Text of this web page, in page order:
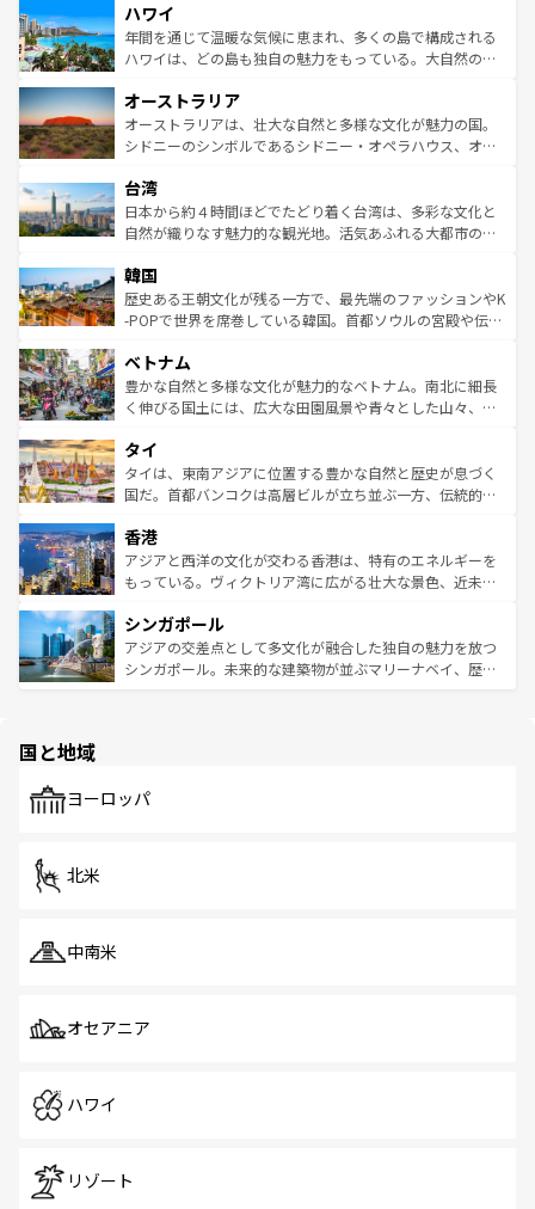
ば市内交通費無料で観光を楽しむこともできる。 なお、新
着のスイス情報はコンテンツ一覧 を参照してほしい。
のような巨大都市は、観光、ショッピング、エンターテイ
ンメントが詰まった刺激的なスポットだ。一方、アメリカ
西部には大自然が広がり、グランドキャニオンやイエロー
部のニューオーリンズでは、音楽と美食が融合した独特の
文化が魅力。旅行者はアメリカの各地域で異なる魅力を楽
しみながら、その多様性と豊かな歴史を感じることができ
ならではの贅沢な旅のスタイルだ。 なお、新着のアメリカ
情報はコンテンツ一覧を参照してほしい。
ハワイ
年間を通じて温暖な気候に恵まれ、多くの島で構成される
ハワイは、どの島も独自の魅力をもっている。大自然の神
ワイ島は見逃せない。また、定番の観光地といえばオアフ
島だが、静かな自然を求めるならマウイ島やカウアイ島が
おすすめ。エメラルドグリーンに輝く海をはじめ、豊かな
れるおもてなしの心で訪れる人々を迎えてくれるハワイの
人々、おいしいローカルフードやハワイアンミュージッ
ク、伝統的なフラダンスなど、すべてがハワイの魅力を彩
ワイを、存分に味わってほしい。 なお、新着のハワイ情報
はコンテンツ一覧を参照してほしい。
オーストラリア
オーストラリアは、壮大な自然と多様な文化が魅力の国。
シドニーのシンボルであるシドニー・オペラハウス、オー
リアリーフや大陸中央部にそびえるウルル（エアーズロッ
ク）、タスマニアの美しい原生林やケアンズの熱帯雨林な
ど、見どころがたくさん。また、カフェやワイン、オージ
いる。アクティビティも充実しており、サーフィンやダイ
ビング、ハイキングなど、アウトドア好きにはたまらな
い。オーストラリアの多彩な魅力を存分に味わいつくそ
参照してほしい。
台湾
日本から約４時間ほどでたどり着く台湾は、多彩な文化と
自然が織りなす魅力的な観光地。活気あふれる大都市の台
ン）、静ひつな山岳地帯である台湾東部など、都市の喧騒
と山間の静けさが共存しており、訪れる人に新しい発見と
驚きをもたらしてくれる。また、奥深い台湾の食文化も魅
容にもいいと評判のスイーツなど、バラエティ豊かな料理
が味わえる。 なお、新着の台湾情報は コンテンツ一覧を参
照してほしい。
韓国
歴史ある王朝文化が残る一方で、最先端のファッションやK
-POPで世界を席巻している韓国。首都ソウルの宮殿や伝統
き、地方に足を延ばせば四季折々の自然美を楽しむことが
できる。そして、キムチや焼肉、絶品のストリートフード
まで、さまざまな韓国料理が待っている。夜には、韓国な
リティに包まれながら、韓国の多彩な魅力を心ゆくまで味
わってみてほしい。 なお、新着の韓国情報はコンテンツ一
覧を参照してほしい。
ベトナム
豊かな自然と多様な文化が魅力的なベトナム。南北に細長
く伸びる国土には、広大な田園風景や青々とした山々、世
急速な発展と共に伝統が息づく。ハノイの古い町並みやホ
ーチミン市のフランス統治時代の建物も、独特の雰囲気を
醸し出している。また、バラエティの豊かさとおいしさで
とつ。フォーやバインミー、ベトナムコーヒーなどは、ぜ
ひ現地で味わいたい。どの地域を訪れてもあたたかい人々
が旅行者を迎えてくれるので、きっと忘れられない旅にな
参照してほしい。
タイ
タイは、東南アジアに位置する豊かな自然と歴史が息づく
国だ。首都バンコクは高層ビルが立ち並ぶ一方、伝統的な
の活気が交差している。北部ではチェンマイなどの山岳地
帯で自然と触れ合い、南部ではプーケットやクラビの美し
いビーチでリゾート気分を楽しむことができる。タイ料理
激する。気候は一年中温暖で、どの季節にも異なる楽しみ
が待っている。親しみやすいタイの人々、仏教を中心とし
た文化、そして多様な観光資源が、訪れる旅人を魅了し続
香港
アジアと西洋の文化が交わる香港は、特有のエネルギーを
もっている。ヴィクトリア湾に広がる壮大な景色、近未来
み、どこを訪れても感動するはず。観光スポットが密集し
ており、効率よく見どころを回れるのも魅力。息をのむよ
うな絶景から文化的な体験まで、香港を存分に楽しみ尽く
シンガポール
アジアの交差点として多文化が融合した独自の魅力を放つ
シンガポール。未来的な建築物が並ぶマリーナベイ、歴史
で、ホーカーズは地元の風情を楽しめる外せないスポット
国と地域
ヨーロッパ
北米
中南米
オセアニア
ハワイ
リゾート